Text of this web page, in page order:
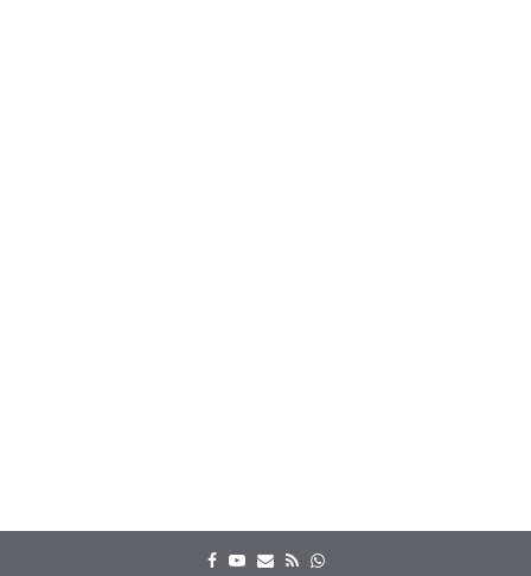
Facebook
Youtube
Email
RssWhatsapp